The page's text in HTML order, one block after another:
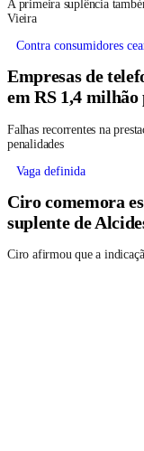
Vieira
Contra consumidores
Empresas de
em RS 1,4
Falhas recorrentes na
penalidades
Vaga definida
Ciro comemora
suplente de
Ciro afirmou que a